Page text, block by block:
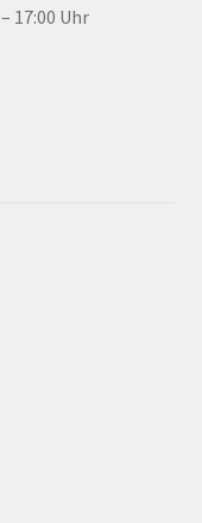
17:00 Uhr